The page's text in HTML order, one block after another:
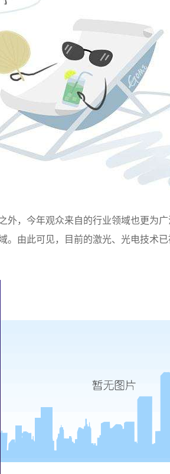
，今年观众来自的行业领域也更为
由此可见，目前的激光、光电技术